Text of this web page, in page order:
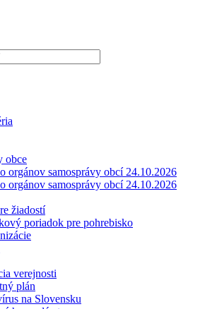
obce
orgánov samosprávy obcí 24.10.2026
orgánov samosprávy obcí 24.10.2026
žiadostí
poriadok pre pohrebisko
verejnosti
plán
na Slovensku